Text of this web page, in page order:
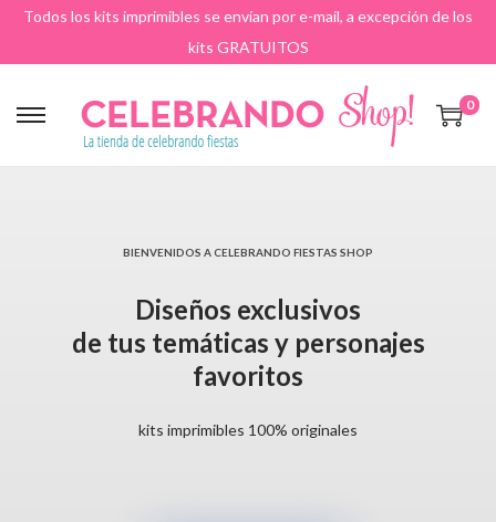
Todos los kits imprimibles se envían por e-mail, a excepción de los
kits GRATUITOS
0
BIENVENIDOS A CELEBRANDO FIESTAS SHOP
Diseños exclusivos
de tus temáticas y personajes
favoritos
kits imprimibles 100% originales